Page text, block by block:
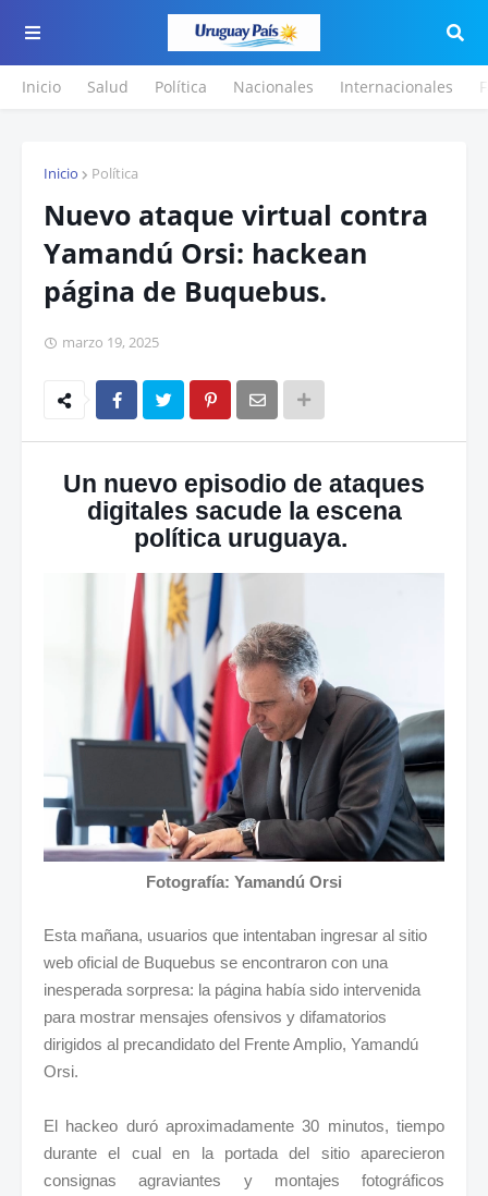
Inicio Salud Política Nacionales Internacionales
Inicio Política
Nuevo ataque virtual contra
Yamandú Orsi: hackean
página de Buquebus.
marzo 19, 2025
Un nuevo episodio de ataques
digitales sacude la escena
política uruguaya.
Fotografía: Yamandú Orsi
Esta mañana, usuarios que intentaban ingresar al sitio
web oficial de Buquebus se encontraron con una
inesperada sorpresa: la página había sido intervenida
para mostrar mensajes ofensivos y difamatorios
dirigidos al precandidato del Frente Amplio, Yamandú
Orsi.
El hackeo duró aproximadamente 30 minutos, tiempo
durante el cual en la portada del sitio aparecieron
consignas agraviantes y montajes fotográficos